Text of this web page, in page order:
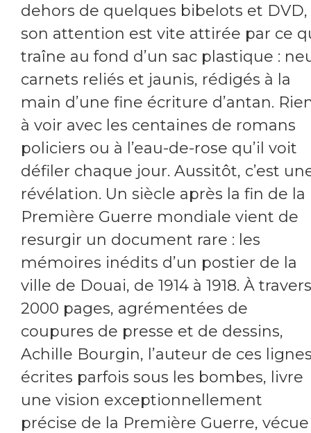
dehors de quelques bibelots et DVD,
son attention est vite attirée par ce
traîne au fond d’un sac plastique :
carnets reliés et jaunis, rédigés à la
main d’une fine écriture d’antan.
à voir avec les centaines de romans
policiers ou à l’eau-de-rose qu’il voit
défiler chaque jour. Aussitôt, c’est
révélation. Un siècle après la fin de la
Première Guerre mondiale vient de
resurgir un document rare : les
mémoires inédits d’un postier de la
ville de Douai, de 1914 à 1918. À travers
2000 pages, agrémentées de
coupures de presse et de dessins,
Achille Bourgin, l’auteur de ces
écrites parfois sous les bombes, livre
une vision exceptionnellement
précise de la Première Guerre, vécue